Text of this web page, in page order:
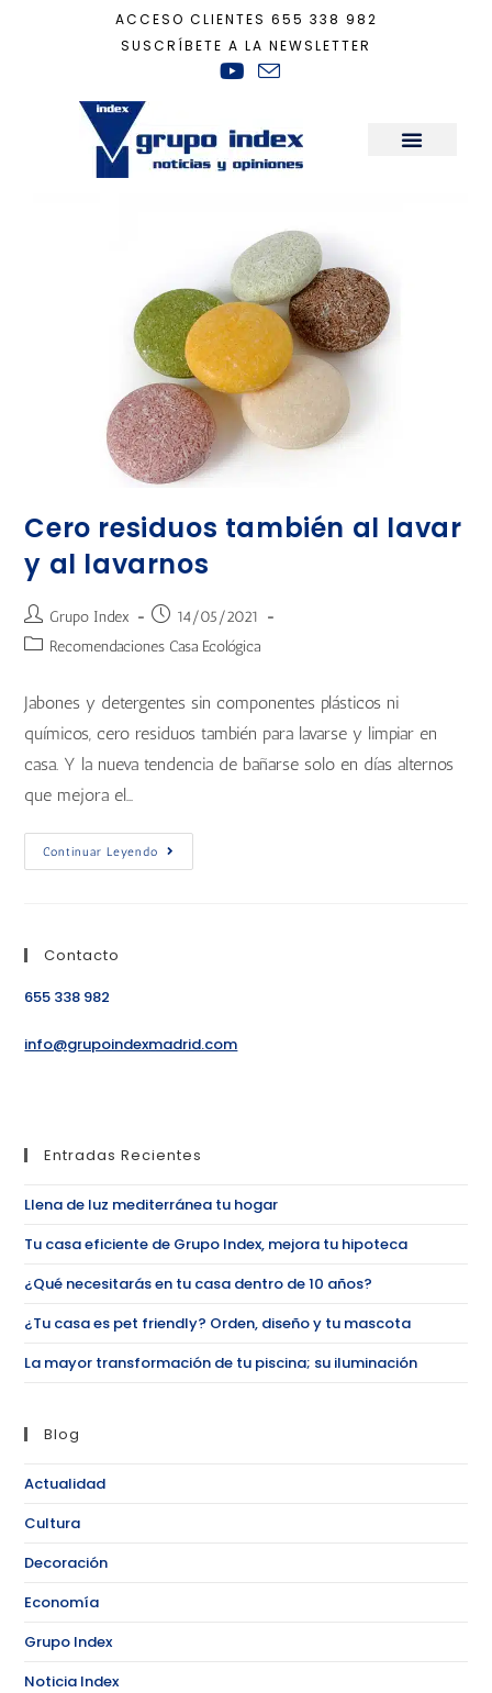
ACCESO CLIENTES 655 338 982
SUSCRÍBETE A LA NEWSLETTER
champu solido
Cero residuos también al lavar
y al lavarnos
Grupo Index
14/05/2021
Recomendaciones Casa Ecológica
Jabones y detergentes sin componentes plásticos ni
químicos, cero residuos también para lavarse y limpiar en
casa. Y la nueva tendencia de bañarse solo en días alternos
que mejora el…
Continuar Leyendo
Contacto
655 338 982
info@grupoindexmadrid.com
Entradas Recientes
Llena de luz mediterránea tu hogar
Tu casa eficiente de Grupo Index, mejora tu hipoteca
¿Qué necesitarás en tu casa dentro de 10 años?
¿Tu casa es pet friendly? Orden, diseño y tu mascota
La mayor transformación de tu piscina; su iluminación
Blog
Actualidad
Cultura
Decoración
Economía
Grupo Index
Noticia Index